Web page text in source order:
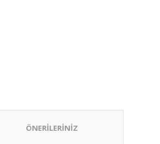
ÖNERİLERİNİZ